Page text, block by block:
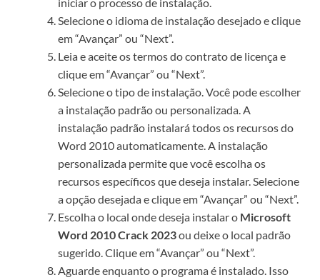
Selecione o idioma de instalação desejado e clique
em “Avançar” ou “Next”.
Leia e aceite os termos do contrato de licença e
clique em “Avançar” ou “Next”.
Selecione o tipo de instalação. Você pode escolher
a instalação padrão ou personalizada. A
instalação padrão instalará todos os recursos do
Word 2010 automaticamente. A instalação
personalizada permite que você escolha os
recursos específicos que deseja instalar. Selecione
a opção desejada e clique em “Avançar” ou “Next”.
Escolha o local onde deseja instalar o Microsoft
Word 2010 Crack 2023ou deixe o local padrão
sugerido. Clique em “Avançar” ou “Next”.
Aguarde enquanto o programa é instalado. Isso